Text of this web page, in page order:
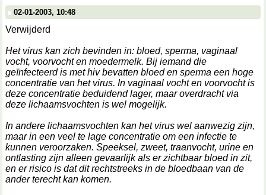
02-01-2003, 10:48
Verwijderd
Het virus kan zich bevinden in: bloed, sperma, vaginaal
vocht, voorvocht en moedermelk. Bij iemand die
geïnfecteerd is met hiv bevatten bloed en sperma een hoge
concentratie van het virus. In vaginaal vocht en voorvocht is
deze concentratie beduidend lager, maar overdracht via
deze lichaamsvochten is wel mogelijk.
In andere lichaamsvochten kan het virus wel aanwezig zijn,
maar in een veel te lage concentratie om een infectie te
kunnen veroorzaken. Speeksel, zweet, traanvocht, urine en
ontlasting zijn alleen gevaarlijk als er zichtbaar bloed in zit,
en er risico is dat dit rechtstreeks in de bloedbaan van de
ander terecht kan komen.